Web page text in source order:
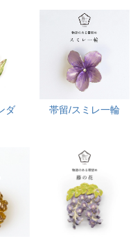
ダ 帯留/スミレ一輪